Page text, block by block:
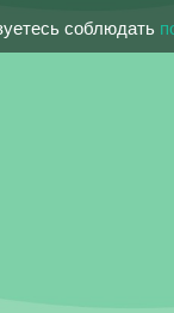
соблюдать